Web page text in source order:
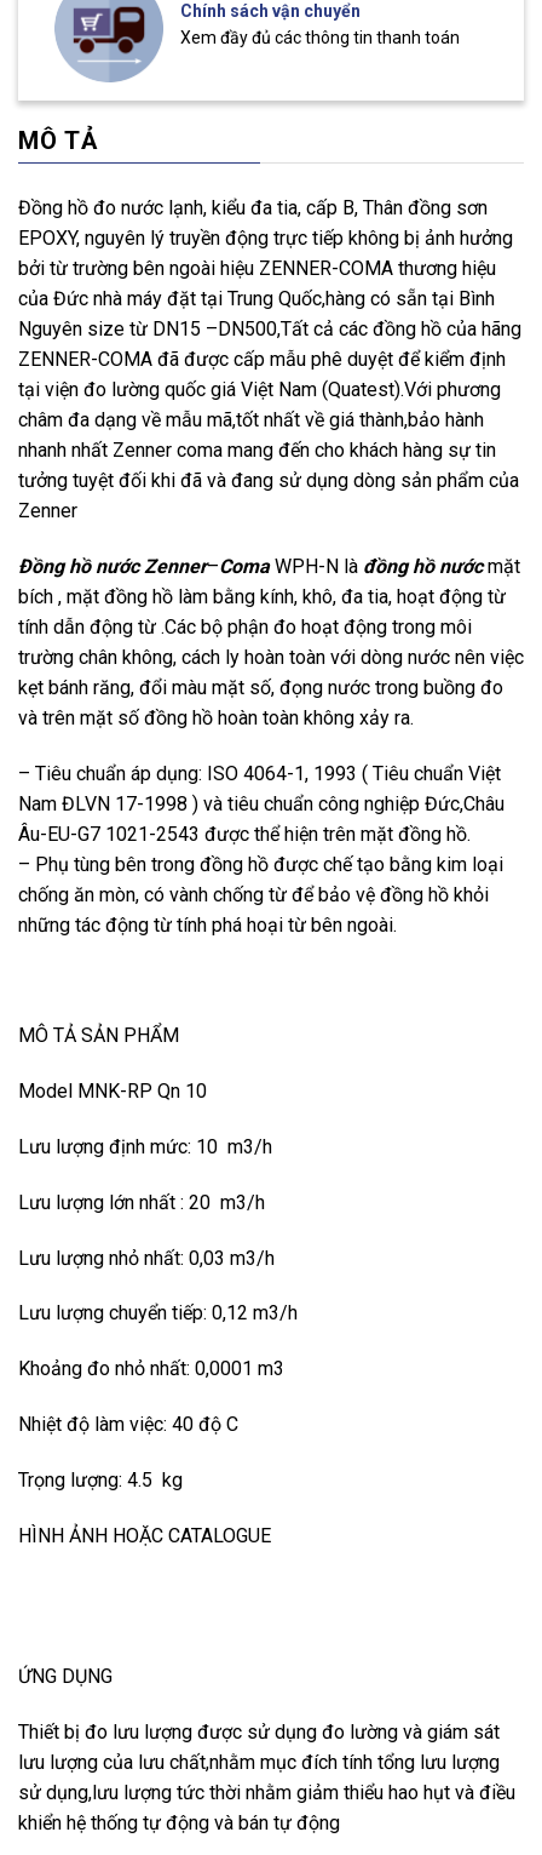
Chính sách vận chuyển
Xem đầy đủ các thông tin thanh toán
MÔ TẢ
Đồng hồ đo nước lạnh, kiểu đa tia, cấp B, Thân đồng sơn
EPOXY, nguyên lý truyền động trực tiếp không bị ảnh hưởng
bởi từ trường bên ngoài hiệu ZENNER-COMA thương hiệu
của Đức nhà máy đặt tại Trung Quốc,hàng có sẵn tại Bình
Nguyên size từ DN15 –DN500,Tất cả các đồng hồ của hãng
ZENNER-COMA đã được cấp mẫu phê duyệt để kiểm định
tại viện đo lường quốc giá Việt Nam (Quatest).Với phương
châm đa dạng về mẫu mã,tốt nhất về giá thành,bảo hành
nhanh nhất Zenner coma mang đến cho khách hàng sự tin
tưởng tuyệt đối khi đã và đang sử dụng dòng sản phẩm của
Zenner
Đồng hồ nước Zenner–ComaWPH-N là đồng hồ nướcmặt
bích , mặt đồng hồ làm bằng kính, khô, đa tia, hoạt động từ
tính dẫn động từ .Các bộ phận đo hoạt động trong môi
trường chân không, cách ly hoàn toàn với dòng nước nên việc
kẹt bánh răng, đổi màu mặt số, đọng nước trong buồng đo
và trên mặt số đồng hồ hoàn toàn không xảy ra.
– Tiêu chuẩn áp dụng: ISO 4064-1, 1993 ( Tiêu chuẩn Việt
Nam ĐLVN 17-1998 ) và tiêu chuẩn công nghiệp Đức,Châu
Âu-EU-G7 1021-2543 được thể hiện trên mặt đồng hồ.
– Phụ tùng bên trong đồng hồ được chế tạo bằng kim loại
chống ăn mòn, có vành chống từ để bảo vệ đồng hồ khỏi
những tác động từ tính phá hoại từ bên ngoài.
MÔ TẢ SẢN PHẨM
Model MNK-RP Qn 10
Lưu lượng định mức: 10 m3/h
Lưu lượng lớn nhất : 20 m3/h
Lưu lượng nhỏ nhất: 0,03 m3/h
Lưu lượng chuyển tiếp: 0,12 m3/h
Khoảng đo nhỏ nhất: 0,0001 m3
Nhiệt độ làm việc: 40 độ C
Trọng lượng: 4.5 kg
HÌNH ẢNH HOẶC CATALOGUE
ỨNG DỤNG
Thiết bị đo lưu lượng được sử dụng đo lường và giám sát
lưu lượng của lưu chất,nhằm mục đích tính tổng lưu lượng
sử dụng,lưu lượng tức thời nhằm giảm thiểu hao hụt và điều
khiển hệ thống tự động và bán tự động